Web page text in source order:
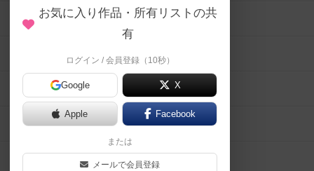
お気に入り作品・所有リストの共
有
ログイン / 会員登録（10秒）
Google X
Apple Facebook
または
メールで会員登録
メカニクス特集
掲示板・トピックス
ボドとも・会員一覧
ボードゲーム業界コラム
ボドゲーマご利用案内